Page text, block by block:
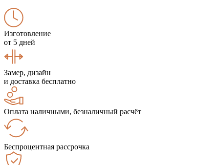
Изготовление
от 5 дней
Замер, дизайн
и доставка бесплатно
Оплата наличными, безналичный расчёт
Беспроцентная рассрочка